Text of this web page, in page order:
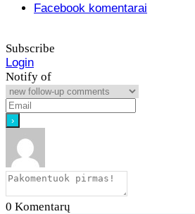
Facebook komentarai
Subscribe
Login
Notify of
0 Komentarų